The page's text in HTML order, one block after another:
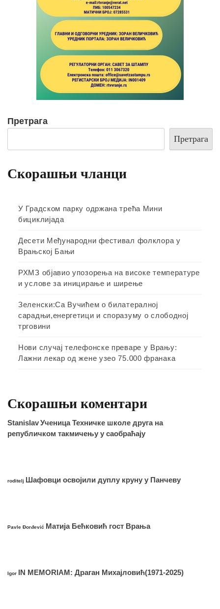
Претрага
Претрага
Скорашњи чланци
У Градском парку одржана трећа Мини
бициклијада
Десети Међународни фестивал фолклора у
Врањској Бањи
РХМЗ објавио упозорења на високе температуре
и услове за иницирање и ширење
Зеленски:Са Вучићем о билатералној
сарадњи,енергетици и споразуму о слободној
трговини
Нови случај телефонске преваре у Врању:
Лажни лекар од жене узео 75.000 франака
Скорашњи коментари
StanislavУченица Техничке школе друга на
републичком такмичењу у саобраћају
roditelj Шафовци освојили дуплу круну у Панчеву
Pavle Đorđević Матија Бећковић гост Врања
Igor IN MEMORIAM: Драган Михајловић(1971-2025)